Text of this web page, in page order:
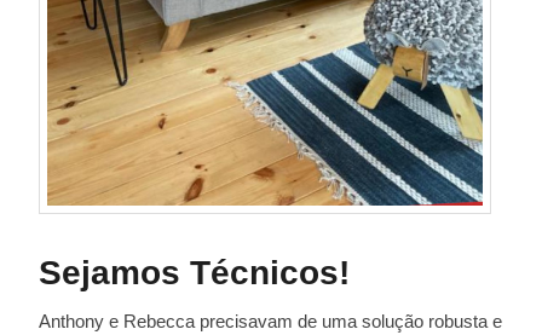
Sejamos Técnicos!
Anthony e Rebecca precisavam de uma solução robusta e